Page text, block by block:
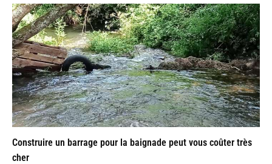
Construire un barrage pour la baignade peut vous coûter très
cher